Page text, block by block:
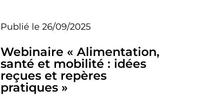
Publié le 26/09/2025
Webinaire « Alimentation,
santé et mobilité : idées
reçues et repères
pratiques »